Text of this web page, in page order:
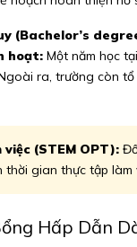
(Bachelor’s
hoạt: Một năm học
ra, trường còn
(STEM OPT):
gian thực tập
Hấp Dẫn